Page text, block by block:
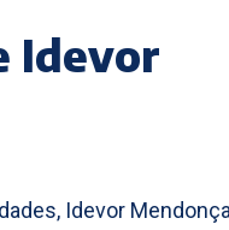
Idevor
Idevor